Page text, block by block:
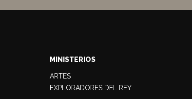
MINISTERIOS
ARTES
EXPLORADORES DEL REY